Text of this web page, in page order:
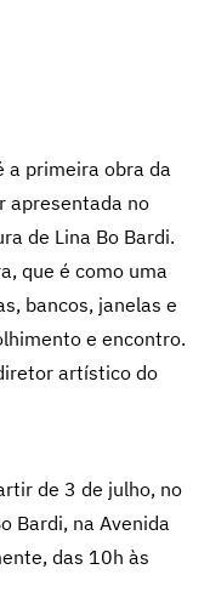
a primeira obra da
apresentada no
de Lina Bo Bardi.
que é como uma
bancos, janelas e
e encontro.
artístico do
de 3 de julho, no
Bardi, na Avenida
das 10h às